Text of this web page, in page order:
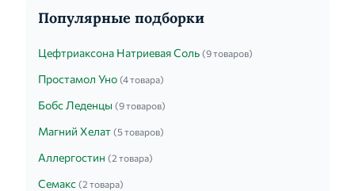
кожу в области заднего прохода.
Популярные подборки
Цефтриаксона Натриевая Соль (9 товаров)
Простамол Уно (4 товара)
Бобс Леденцы (9 товаров)
Магний Хелат (5 товаров)
Аллергостин (2 товара)
Семакс (2 товара)